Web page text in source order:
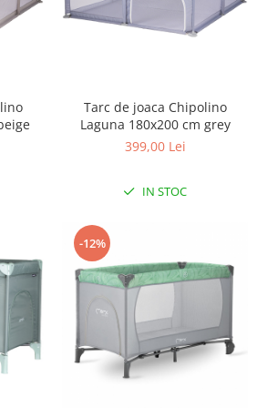
Tarc de joaca Chipolino
Laguna 180x200 cm grey
399,00 Lei
IN STOC
-12%